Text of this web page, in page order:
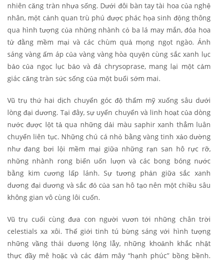
nhiên căng tràn nhựa sống. Dưới đôi bàn tay tài hoa của nghệ
nhân, một cảnh quan trù phú được phác họa sinh động thông
qua hình tượng của những nhành cỏ ba lá may mắn, đóa hoa
tử đằng mềm mại và các chùm quả mọng ngọt ngào. Ánh
sáng vàng ấm áp của vàng vàng hòa quyện cùng sắc xanh lục
bảo của ngọc lục bảo và đá chrysoprase, mang lại một cảm
giác căng tràn sức sống của một buổi sớm mai.
Vũ trụ thứ hai dịch chuyển góc độ thẩm mỹ xuống sâu dưới
lòng đại dương. Tại đây, sự uyển chuyển và linh hoạt của dòng
nước được lột tả qua những dải màu saphir xanh thẳm luân
chuyển liên tục. Những chú cá nhỏ bằng vàng tinh xảo dường
như đang bơi lội mềm mại giữa những rạn san hô rực rỡ,
những nhành rong biển uốn lượn và các bong bóng nước
bằng kim cương lấp lánh. Sự tương phản giữa sắc xanh
dương đại dương và sắc đỏ của san hô tạo nên một chiều sâu
không gian vô cùng lôi cuốn.
Vũ trụ cuối cùng đưa con người vươn tới những chân trời
celestials xa xôi. Thế giới tinh tú bừng sáng với hình tượng
những vầng thái dương lộng lẫy, những khoảnh khắc nhật
thực đầy mê hoặc và các đám mây “hạnh phúc” bồng bềnh.